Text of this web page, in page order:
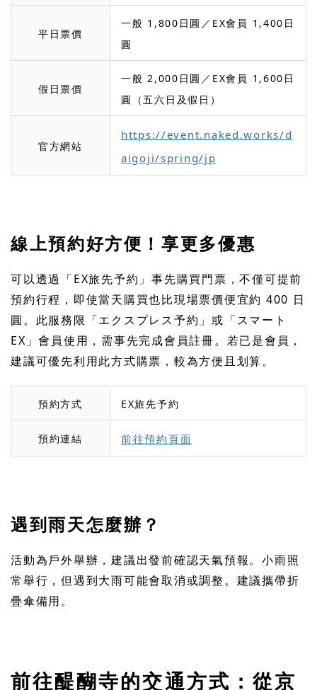
平日票價
一般 1,800日圓／EX會員 1,400日
圓
假日票價
一般 2,000日圓／EX會員 1,600日
圓（五六日及假日）
官方網站
https://event.naked.works/d
aigoji/spring/jp
線上預約好方便！享更多優惠
可以透過「EX旅先予約」事先購買門票，不僅可提前
預約行程，即使當天購買也比現場票價便宜約 400 日
圓。此服務限「エクスプレス予約」或「スマート
EX」會員使用，需事先完成會員註冊。若已是會員，
建議可優先利用此方式購票，較為方便且划算。
預約方式 EX旅先予約
預約連結 前往預約頁面
遇到雨天怎麼辦？
活動為戶外舉辦，建議出發前確認天氣預報。小雨照
常舉行，但遇到大雨可能會取消或調整。建議攜帶折
疊傘備用。
前往醍醐寺的交通方式：從京